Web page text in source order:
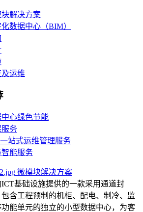
解决方案
数据中心（BIM）
运维
心绿色节能
务
站式运维管理服务
能服务
微模块解决方案
ICT基础设施提供的一款采用通道封
包含工程预制的机柜、配电、制冷、监
能单元的独立的小型数据中心，为客